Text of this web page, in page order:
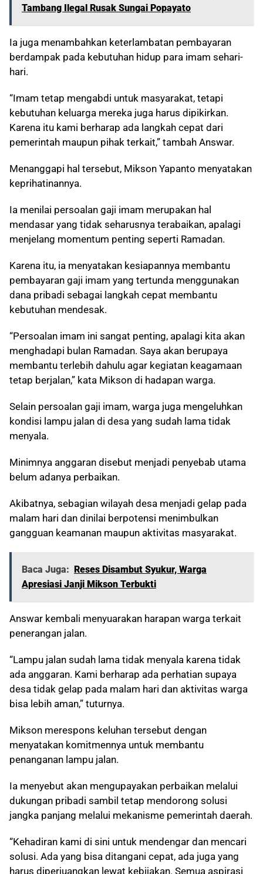
Tambang Ilegal Rusak Sungai Popayato
Ia juga menambahkan keterlambatan pembayaran
berdampak pada kebutuhan hidup para imam sehari-
hari.
“Imam tetap mengabdi untuk masyarakat, tetapi
kebutuhan keluarga mereka juga harus dipikirkan.
Karena itu kami berharap ada langkah cepat dari
pemerintah maupun pihak terkait,” tambah Answar.
Menanggapi hal tersebut, Mikson Yapanto menyatakan
keprihatinannya.
Ia menilai persoalan gaji imam merupakan hal
mendasar yang tidak seharusnya terabaikan, apalagi
menjelang momentum penting seperti Ramadan.
Karena itu, ia menyatakan kesiapannya membantu
pembayaran gaji imam yang tertunda menggunakan
dana pribadi sebagai langkah cepat membantu
kebutuhan mendesak.
“Persoalan imam ini sangat penting, apalagi kita akan
menghadapi bulan Ramadan. Saya akan berupaya
membantu terlebih dahulu agar kegiatan keagamaan
tetap berjalan,” kata Mikson di hadapan warga.
Selain persoalan gaji imam, warga juga mengeluhkan
kondisi lampu jalan di desa yang sudah lama tidak
menyala.
Minimnya anggaran disebut menjadi penyebab utama
belum adanya perbaikan.
Akibatnya, sebagian wilayah desa menjadi gelap pada
malam hari dan dinilai berpotensi menimbulkan
gangguan keamanan maupun aktivitas masyarakat.
Baca Juga: Reses Disambut Syukur, Warga
Apresiasi Janji Mikson Terbukti
Answar kembali menyuarakan harapan warga terkait
penerangan jalan.
“Lampu jalan sudah lama tidak menyala karena tidak
ada anggaran. Kami berharap ada perhatian supaya
desa tidak gelap pada malam hari dan aktivitas warga
bisa lebih aman,” tuturnya.
Mikson merespons keluhan tersebut dengan
menyatakan komitmennya untuk membantu
penanganan lampu jalan.
Ia menyebut akan mengupayakan perbaikan melalui
dukungan pribadi sambil tetap mendorong solusi
jangka panjang melalui mekanisme pemerintah daerah.
“Kehadiran kami di sini untuk mendengar dan mencari
solusi. Ada yang bisa ditangani cepat, ada juga yang
harus diperjuangkan lewat kebijakan. Semua aspirasi